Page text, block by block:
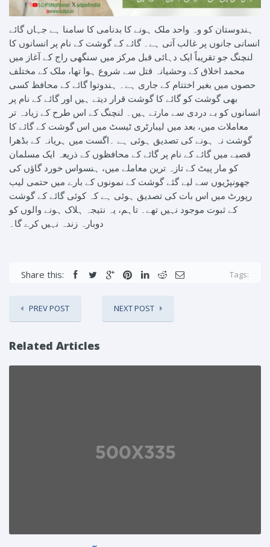
ہندوستان کو وہ واحد ملک ہونے کا بدنامی کا سامنا ہے جہاں گائے
انسانی جانوں پر غالب آتی ہے۔ گائے کے گوشت کے نام پر انسانوں کا
لنچنگ جو تقریباً ایک دہائی قبل مرکز میں سنگھی راج کے آغاز میں
محمد اخلاق کے وحشیانہ قتل سے شروع ہوا تھا، ملک کے مختلف
حصوں میں بغیر اختتام کے جاری ہے۔ ہندوتوا گائے کے محافظ کسی
بھی گوشت کو گائے کا گوشت قرار دیتے ہیں اور گائے کے نام پر
انسانوں کو بے دردی سے مارتے ہیں۔ لنچنگ کے اس طرح کے زیادہ تر
معاملات میں، بعد میں لیبارٹری ٹیسٹ میں اس گوشت کے گائے کا
گوشت نہ ہونے کی تصدیق ہوئی ہے ۔اگست میں ہریانہ کے بڈھرا
قصبے میں گائے کے نام پر گائے کے محافظوں کے ذریعہ ایک مسلمان
کو مار پیٹ کے تازہ ترین معاملے میں، ہنسواس خورد گاؤں کی
جھونپڑیوں سے لیے گئے گوشت کے نمونوں کے بارے میں حتمی لیب
رپورٹ میں اس بات کی تصدیق ہوئی ہے کہ کوئی گائے کے گوشت
کے ثبوت موجود نہیں تھے۔ تاہم، یہ نتیجہ ہلاک ہونے والوں کو
دوبارہ زندہ نہیں کرے گا۔
Share this: Tags:
PREV POST NEXT POST
Related Articles